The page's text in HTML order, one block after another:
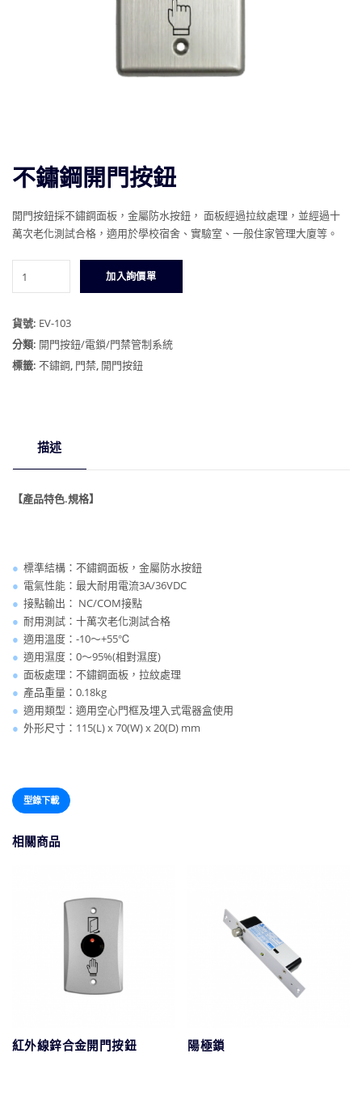
不鏽鋼開門按鈕
開門按鈕採不鏽鋼面板，金屬防水按鈕， 面板經過拉紋處理，並經過十
萬次老化測試合格，適用於學校宿舍、實驗室、一般住家管理大廈等。
開
門
按
鈕
加入詢價單
貨號: EV-103
分類: 開門按鈕/電鎖/門禁管制系統
標籤: 不鏽鋼, 門禁, 開門按鈕
描述
【產品特色.規格】
● 標準結構：不鏽鋼面板，金屬防水按鈕
● 電氣性能：最大耐用電流3A/36VDC
● 接點輸出： NC/COM接點
● 耐用測試：十萬次老化測試合格
● 適用溫度：-10～+55℃
● 適用濕度：0～95%(相對濕度)
● 面板處理：不鏽鋼面板，拉紋處理
● 產品重量：0.18kg
● 適用類型：適用空心門框及埋入式電器盒使用
● 外形尺寸：115(L) x 70(W) x 20(D) mm
型錄下載
相關商品
紅外線鋅合金開門按鈕 陽極鎖